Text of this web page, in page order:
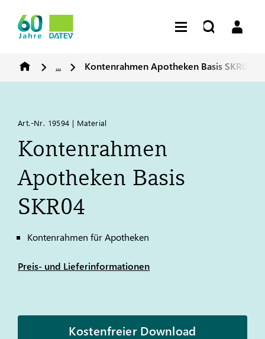
... Kontenrahmen Apotheken Basis SKR04
Art.-Nr. 19594 | Material
Kontenrahmen
Apotheken Basis
SKR04
Kontenrahmen für Apotheken
Preis- und Lieferinformationen
Kostenfreier Download